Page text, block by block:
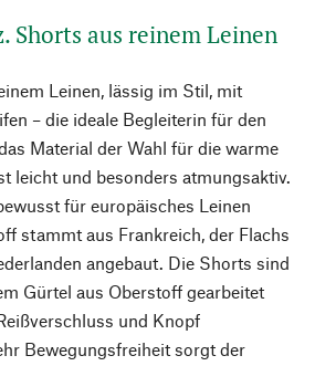
Shorts aus reinem Leinen
Leinen, lässig im Stil, mit
– die ideale Begleiterin für den
Material der Wahl für die warme
leicht und besonders atmungsaktiv.
für europäisches Leinen
stammt aus Frankreich, der Flachs
angebaut. Die Shorts sind
Gürtel aus Oberstoff gearbeitet
und Knopf
Bewegungsfreiheit sorgt der